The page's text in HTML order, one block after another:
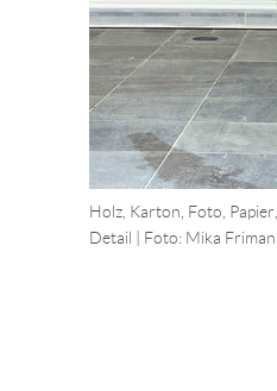
Holz, Karton, Foto,
Detail | Foto: Mika Friman